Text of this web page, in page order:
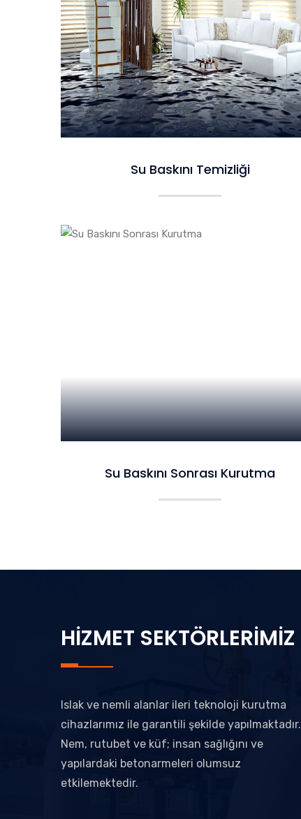
Su Baskını Temizliği
Su Baskını Sonrası Kurutma
HİZMET SEKTÖRLERİMİZ
Islak ve nemli alanlar ileri teknoloji kurutma
cihazlarımız ile garantili şekilde yapılmaktadır.
Nem, rutubet ve küf; insan sağlığını ve
yapılardaki betonarmeleri olumsuz
etkilemektedir.